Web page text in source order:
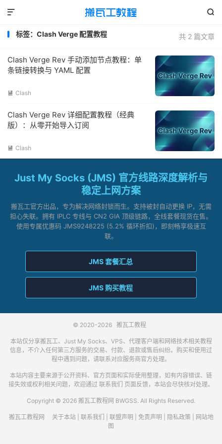


共 2 篇文章
标签：Clash Verge 配置教程
Clash Verge Rev 手动添加节点教程：单
条链接转换与 YAML 配置
 Clash
Clash Verge Rev 详细配置教程（经典
版）：从零开始导入订阅
 Clash
Just My Socks (JMS) 官方线路深度解析与
稳定上网方案
搬瓦工官方出品，专为解决网络封锁而生。支持被封自动更换 IP，无需
担心失联。拥有 IPLC 专线与 CN2 GIA 顶级链路，全线套餐现货在售。
使用专属优惠码 JMS9248225 (5.2% 循环折扣)，即刻畅享极速互
联。
JMS 套餐汇总
JMS 购买教程
© 2020-2026 搬瓦工教程
本站仅分享搬瓦工、Just My Socks、VPS、代理客户端和网络技术相关教程
信息，不介入任何第三方服务的交易、付款、退款或售后纠纷。购买和使用过
程中遇到问题，请联系对应服务商官方处理。
本站内容主要来源于公开资料、官方页面和实际使用整理，如有内容错误、链
接失效或权利相关问题，欢迎通过 联系我们 页面反馈，本站会尽快核对处理。
Copyright © 2026 搬瓦工教程网 BWGSS. All Rights Reserved.
搬瓦工教程网 关于本站| 联系我们 联盟声明 免责声明 隐私政策
网站地
图